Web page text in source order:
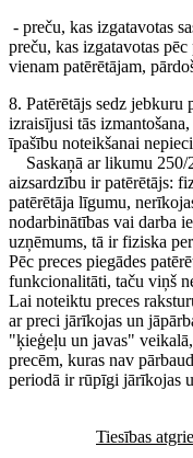
- preču, kas izgatavotas
preču, kas izgatavotas
vienam patērētājam,
8. Patērētājs sedz jebkuru
izraisījusi tās
īpašību noteikšanai
Saskaņā ar likumu 250/
aizsardzību ir patērētājs:
patērētāja līgumu,
nodarbinātības vai darba
uzņēmums, tā ir fiziska
Pēc preces piegādes
funkcionalitāti, taču viņš
Lai noteiktu preces
ar preci jārīkojas un
"ķieģeļu un javas"
precēm, kuras nav
periodā ir rūpīgi jārīkojas
Tiesības